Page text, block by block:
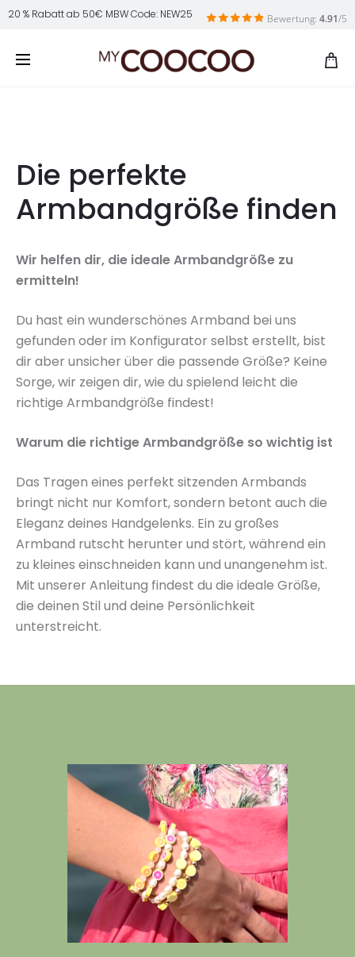
20 % Rabatt ab 50€ MBW Code: NEW25 Bewertung: 4.91/5
Die perfekte
Armbandgröße finden
Wir helfen dir, die ideale Armbandgröße zu
ermitteln!
Du hast ein wunderschönes Armband bei uns
gefunden oder im Konfigurator selbst erstellt, bist
dir aber unsicher über die passende Größe? Keine
Sorge, wir zeigen dir, wie du spielend leicht die
richtige Armbandgröße findest!
Warum die richtige Armbandgröße so wichtig ist
Das Tragen eines perfekt sitzenden Armbands
bringt nicht nur Komfort, sondern betont auch die
Eleganz deines Handgelenks. Ein zu großes
Armband rutscht herunter und stört, während ein
zu kleines einschneiden kann und unangenehm ist.
Mit unserer Anleitung findest du die ideale Größe,
die deinen Stil und deine Persönlichkeit
unterstreicht.